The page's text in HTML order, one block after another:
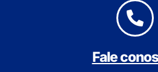
Fale